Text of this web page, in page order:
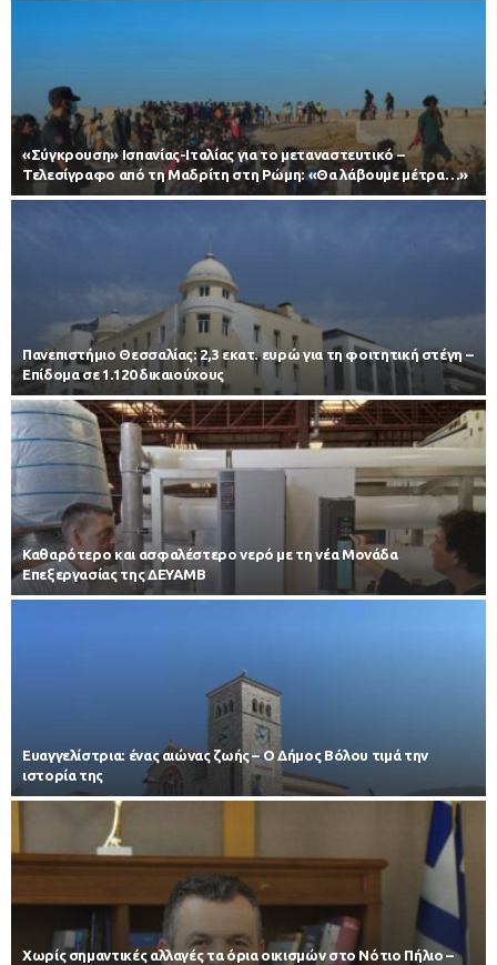
«Σύγκρουση» Ισπανίας-Ιταλίας για το μεταναστευτικό –
Τελεσίγραφο από τη Μαδρίτη στη Ρώμη: «Θα λάβουμε μέτρα…»
Πανεπιστήμιο Θεσσαλίας: 2,3 εκατ. ευρώ για τη φοιτητική στέγη –
Επίδομα σε 1.120 δικαιούχους
Καθαρότερο και ασφαλέστερο νερό με τη νέα Μονάδα
Επεξεργασίας της ΔΕΥΑΜΒ
Ευαγγελίστρια: ένας αιώνας ζωής – Ο Δήμος Βόλου τιμά την
ιστορία της
Χωρίς σημαντικές αλλαγές τα όρια οικισμών στο Νότιο Πήλιο –